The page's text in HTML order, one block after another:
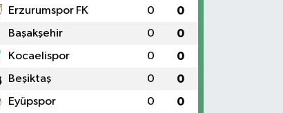
Erzurumspor FK 0 0
Başakşehir 0 0
Kocaelispor 0 0
Beşiktaş 0 0
Eyüpspor 0 0